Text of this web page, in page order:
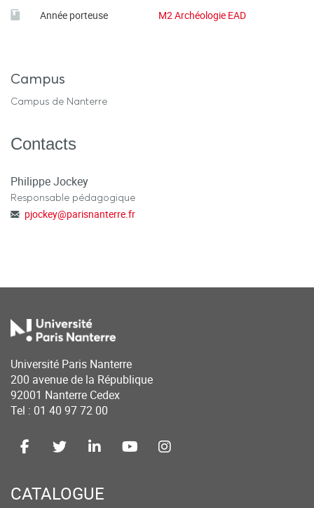
Année porteuse M2 Archéologie EAD
Campus
Campus de Nanterre
Contacts
Philippe Jockey
Responsable pédagogique
pjockey@parisnanterre.fr
Université Paris Nanterre
200 avenue de la République
92001 Nanterre Cedex
Tel : 01 40 97 72 00
CATALOGUE